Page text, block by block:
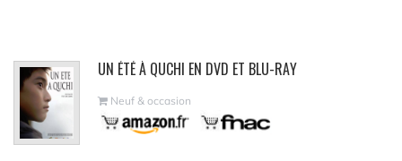
UN ÉTÉ À QUCHI EN DVD ET BLU-RAY
Neuf & occasion